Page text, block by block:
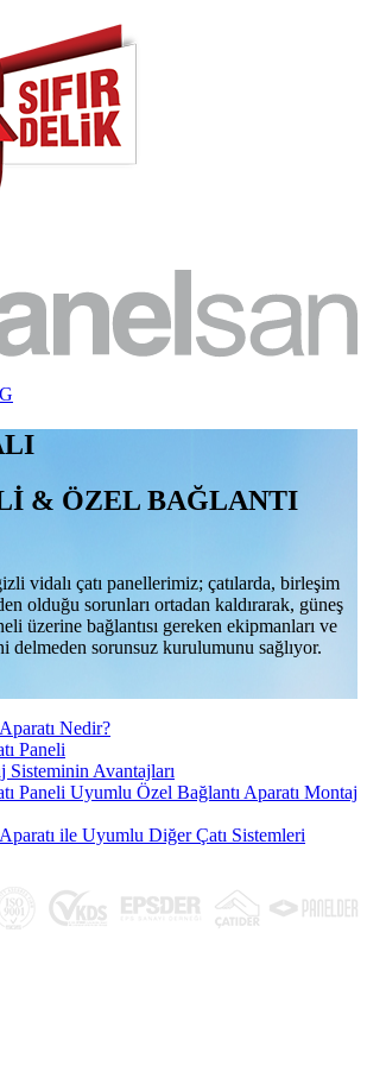
& ÖZEL BAĞLANTI
vidalı çatı panellerimiz; çatılarda, birleşim
olduğu sorunları ortadan kaldırarak, güneş
üzerine bağlantısı gereken ekipmanları ve
delmeden sorunsuz kurulumunu sağlıyor.
Nedir?
Paneli
Sisteminin Avantajları
Paneli Uyumlu Özel Bağlantı Aparatı Montaj
ile Uyumlu Diğer Çatı Sistemleri